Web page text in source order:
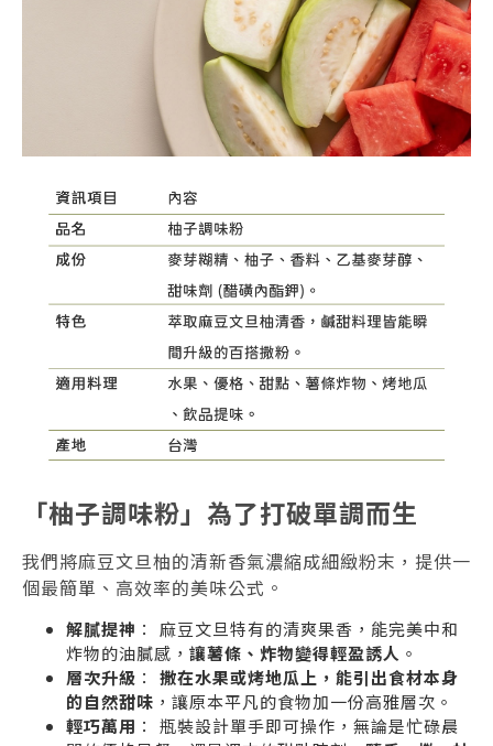
「柚子調味粉」為了打破單調而生
我們將麻豆文旦柚的清新香氣濃縮成細緻粉末，提供一
個最簡單、高效率的美味公式。
解膩提神 ： 麻豆文旦特有的清爽果香，能完美中和
炸物的油膩感， 讓薯條、炸物變得輕盈誘人 。
層次升級 ： 撒在水果或烤地瓜上，能引出食材本身
的自然甜味 ，讓原本平凡的食物加一份高雅層次。
輕巧萬用 ： 瓶裝設計單手即可操作，無論是忙碌晨